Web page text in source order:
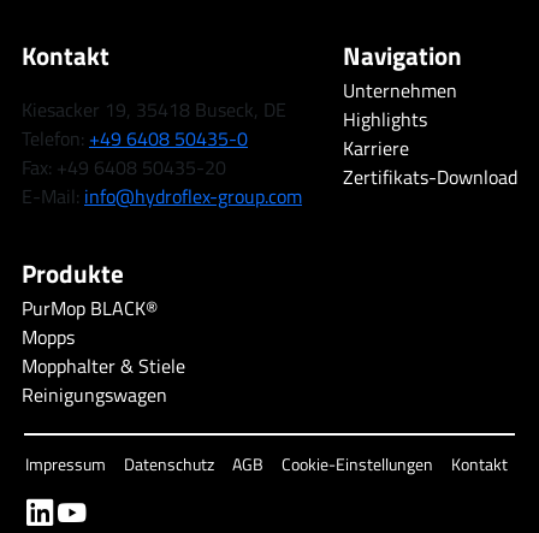
Kontakt
Kiesacker 19, 35418 Buseck, DE
Telefon: +49 6408 50435-0
Fax: +49 6408 50435-20
E-Mail: info@hydroflex-group.com
Navigation
Unternehmen
Highlights
Karriere
Zertifikats-Download
Produkte
PurMop BLACK®
Mopps
Mopphalter & Stiele
Reinigungswagen
Impressum Datenschutz AGB Cookie-Einstellungen Kontakt